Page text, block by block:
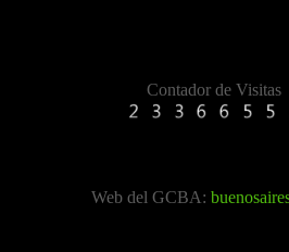
Contador de Visitas
Web del GCBA: